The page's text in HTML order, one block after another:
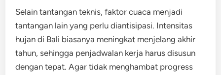
Selain tantangan teknis, faktor cuaca menjadi
tantangan lain yang perlu diantisipasi. Intensitas
hujan di Bali biasanya meningkat menjelang akhir
tahun, sehingga penjadwalan kerja harus disusun
dengan tepat. Agar tidak menghambat progress